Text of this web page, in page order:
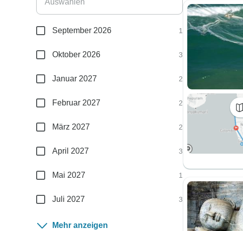
September 2026 1
Oktober 2026 3
Januar 2027 2
Februar 2027 2
März 2027 2
April 2027 3
Mai 2027 1
Juli 2027 3
Mehr anzeigen